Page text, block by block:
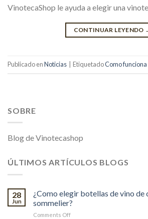
VinotecaShop le ayuda a elegir una
CONTINUAR LEYENDO
Publicado enNoticias EtiquetadoComo
SOBRE
Blog de Vinotecashop
ÚLTIMOS ARTÍCULOS BLOGS
28
Jun
¿Como elegir botellas de vino de
sommelier?
Comments Offon